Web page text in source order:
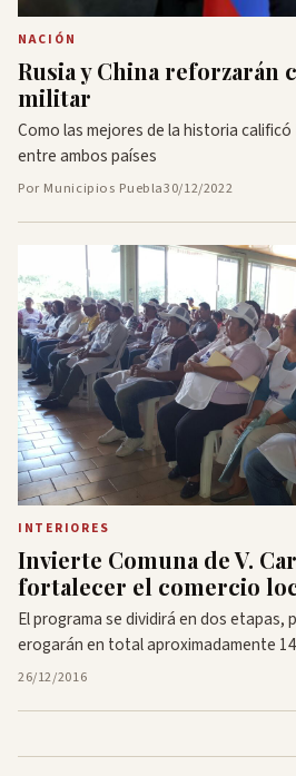
NACIÓN
Rusia y China reforzarán
militar
Como las mejores de la historia
entre ambos países
Por Municipios Puebla30/12/2022
INTERIORES
Invierte Comuna de V.
fortalecer el comercio
El programa se dividirá en dos etapas,
erogarán en total aproximadamente
26/12/2016